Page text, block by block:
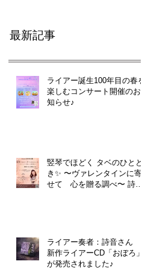
最新記事
ライアー誕生100年目の春を
楽しむコンサート開催のお
知らせ♪
竪琴でほどく タベのひとと
き✨ 〜ヴァレンタインに寄
せて 心を贈る調べ〜 詩音
ライアー奏者：詩音さん
新作ライアーCD「おぼろ」
が発売されました♪